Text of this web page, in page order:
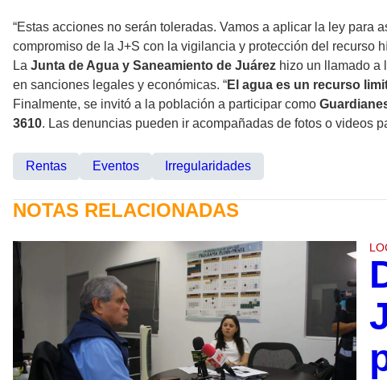
“Estas acciones no serán toleradas. Vamos a aplicar la ley para
compromiso de la J+S con la vigilancia y protección del recurso
La Junta de Agua y Saneamiento de Juárez hizo un llamado a
en sanciones legales y económicas. “El agua es un recurso
Finalmente, se invitó a la población a participar como
3610. Las denuncias pueden ir acompañadas de fotos o videos
Rentas Eventos Irregularidades
NOTAS RELACIONADAS